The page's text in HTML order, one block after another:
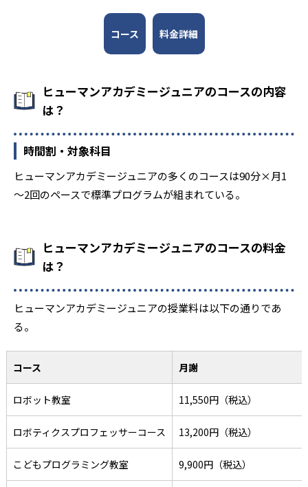
コース 料金詳細
ヒューマンアカデミージュニアのコースの内容
は？
時間割・対象科目
ヒューマンアカデミージュニアの多くのコースは90分×月1
～2回のペースで標準プログラムが組まれている。
ヒューマンアカデミージュニアのコースの料金
は？
ヒューマンアカデミージュニアの授業料は以下の通りであ
る。
コース 月謝
ロボット教室 11,550円（税込）
ロボティクスプロフェッサーコース 13,200円（税込）
こどもプログラミング教室 9,900円（税込）